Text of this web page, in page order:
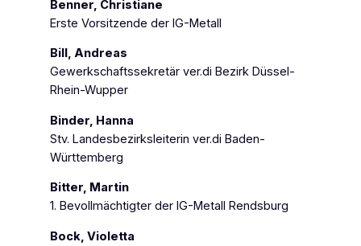
Benner, Christiane
Erste Vorsitzende der IG-Metall
Bill, Andreas
Gewerkschaftssekretär ver.di Bezirk Düssel-
Rhein-Wupper
Binder, Hanna
Stv. Landesbezirksleiterin ver.di Baden-
Württemberg
Bitter, Martin
1. Bevollmächtigter der IG-Metall Rendsburg
Bock, Violetta